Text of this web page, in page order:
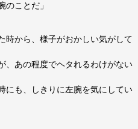
のことだ」
時から、様子がおかしい気がして
、あの程度でヘタれるわけがない
にも、しきりに左腕を気にしてい